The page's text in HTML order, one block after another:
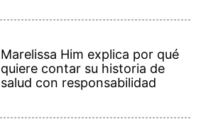
Marelissa Him explica por qué
quiere contar su historia de
salud con responsabilidad